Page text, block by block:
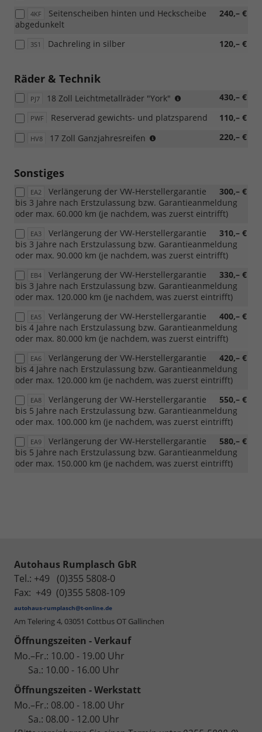
4KF 240,– €
Seitenscheiben hinten und Heckscheibe
abgedunkelt
3S1 120,– €
Dachreling in silber
Räder & Technik
PJ7 430,– €
18 Zoll Leichtmetallräder "York"
(Bereifung
R18)
PWF 110,– €
Reserverad gewichts- und platzsparend
HV8 220,– €
17 Zoll Ganzjahresreifen
Sonstiges
EA2 300,– €
Verlängerung der VW-Herstellergarantie
bis 3 Jahre nach Erstzulassung bzw. Garantieanmeldung
oder max. 60.000 km (je nachdem, was zuerst eintrifft)
EA3 310,– €
Verlängerung der VW-Herstellergarantie
bis 3 Jahre nach Erstzulassung bzw. Garantieanmeldung
oder max. 90.000 km (je nachdem, was zuerst eintrifft)
EB4 330,– €
Verlängerung der VW-Herstellergarantie
bis 3 Jahre nach Erstzulassung bzw. Garantieanmeldung
oder max. 120.000 km (je nachdem, was zuerst eintrifft)
EA5 400,– €
Verlängerung der VW-Herstellergarantie
bis 4 Jahre nach Erstzulassung bzw. Garantieanmeldung
oder max. 80.000 km (je nachdem, was zuerst eintrifft)
EA6 420,– €
Verlängerung der VW-Herstellergarantie
bis 4 Jahre nach Erstzulassung bzw. Garantieanmeldung
oder max. 120.000 km (je nachdem, was zuerst eintrifft)
EA8 550,– €
Verlängerung der VW-Herstellergarantie
bis 5 Jahre nach Erstzulassung bzw. Garantieanmeldung
oder max. 100.000 km (je nachdem, was zuerst eintrifft)
EA9 580,– €
Verlängerung der VW-Herstellergarantie
bis 5 Jahre nach Erstzulassung bzw. Garantieanmeldung
oder max. 150.000 km (je nachdem, was zuerst eintrifft)
Autohaus Rumplasch GbR
Tel.: +49 (0)355 5808-0
Fax: +49 (0)355 5808-109
autohaus-rumplasch@t-online.de
Am Telering 4, 03051 Cottbus OT Gallinchen
Öffnungszeiten - Verkauf
Mo.–Fr.: 10.00 - 19.00 Uhr
Sa.: 10.00 - 16.00 Uhr
Öffnungszeiten - Werkstatt
Mo.–Fr.: 08.00 - 18.00 Uhr
Sa.: 08.00 - 12.00 Uhr